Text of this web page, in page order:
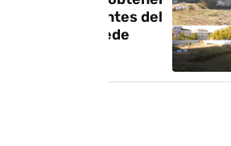
del Astoria antes del
su gran sede